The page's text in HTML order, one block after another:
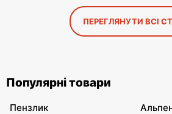
ПЕРЕГЛЯНУТИ ВСІ
Популярні товари
Пензлик